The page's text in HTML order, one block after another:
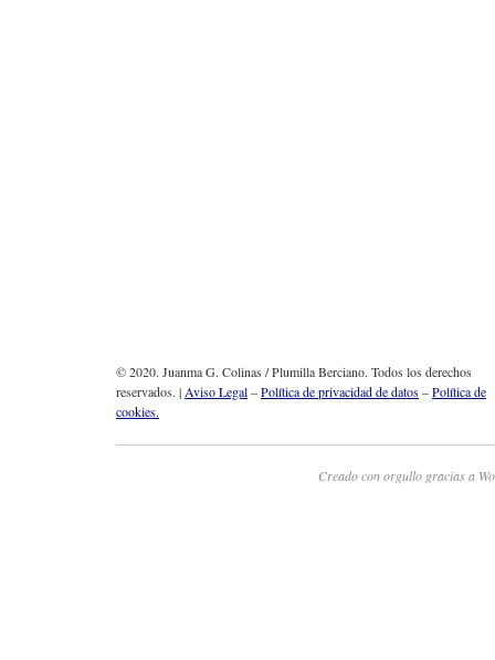
© 2020. Juanma G. Colinas / Plumilla Berciano. Todos los derechos
reservados. |Aviso Legal–Política de privacidad de datos–Política de
cookies.
Creado con orgullo gracias a